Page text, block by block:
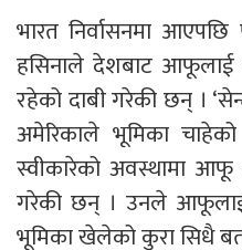
भारत निर्वासनमा आएपछि
हसिनाले देशबाट आफूलाई
रहेको दाबी गरेकी छन् ।
अमेरिकाले भूमिका
स्वीकारेको अवस्थामा आफू
गरेकी छन् । उनले आफूलाई
भूमिका खेलेको कुरा सिधै